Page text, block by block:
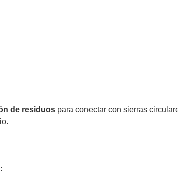
de residuos para conectar con sierras